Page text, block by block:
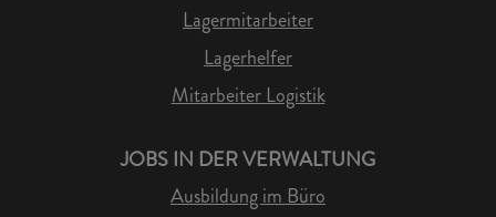
Lagermitarbeiter
Lagerhelfer
Mitarbeiter Logistik
JOBS IN DER VERWALTUNG
Ausbildung im Büro